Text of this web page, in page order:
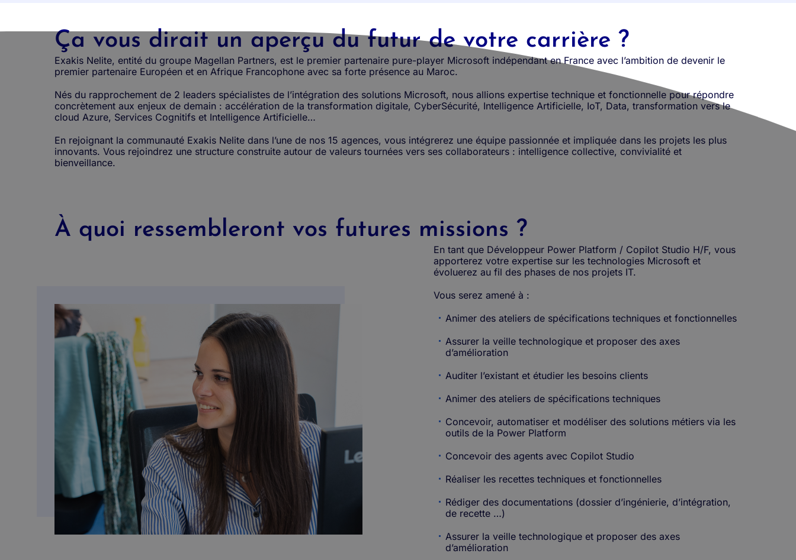
Ça vous dirait un aperçu du futur de votre carrière ?
Exakis Nelite, entité du groupe Magellan Partners, est le premier partenaire pure-player Microsoft indépendant en France avec l’ambition de devenir le
premier partenaire Européen et en Afrique Francophone avec sa forte présence au Maroc.
Nés du rapprochement de 2 leaders spécialistes de l’intégration des solutions Microsoft, nous allions expertise technique et fonctionnelle pour répondre
concrètement aux enjeux de demain : accélération de la transformation digitale, CyberSécurité, Intelligence Artificielle, IoT, Data, transformation vers le
cloud Azure, Services Cognitifs et Intelligence Artificielle…
En rejoignant la communauté Exakis Nelite dans l’une de nos 15 agences, vous intégrerez une équipe passionnée et impliquée dans les projets les plus
innovants. Vous rejoindrez une structure construite autour de valeurs tournées vers ses collaborateurs : intelligence collective, convivialité et
bienveillance.
À quoi ressembleront vos futures missions ?
En tant que Développeur Power Platform / Copilot Studio H/F, vous
apporterez votre expertise sur les technologies Microsoft et
évoluerez au fil des phases de nos projets IT.
Vous serez amené à :
Animer des ateliers de spécifications techniques et fonctionnelles
Assurer la veille technologique et proposer des axes
d’amélioration
Auditer l’existant et étudier les besoins clients
Animer des ateliers de spécifications techniques
Concevoir, automatiser et modéliser des solutions métiers via les
outils de la Power Platform
Concevoir des agents avec Copilot Studio
Réaliser les recettes techniques et fonctionnelles
Rédiger des documentations (dossier d’ingénierie, d’intégration,
de recette …)
Assurer la veille technologique et proposer des axes
d’amélioration